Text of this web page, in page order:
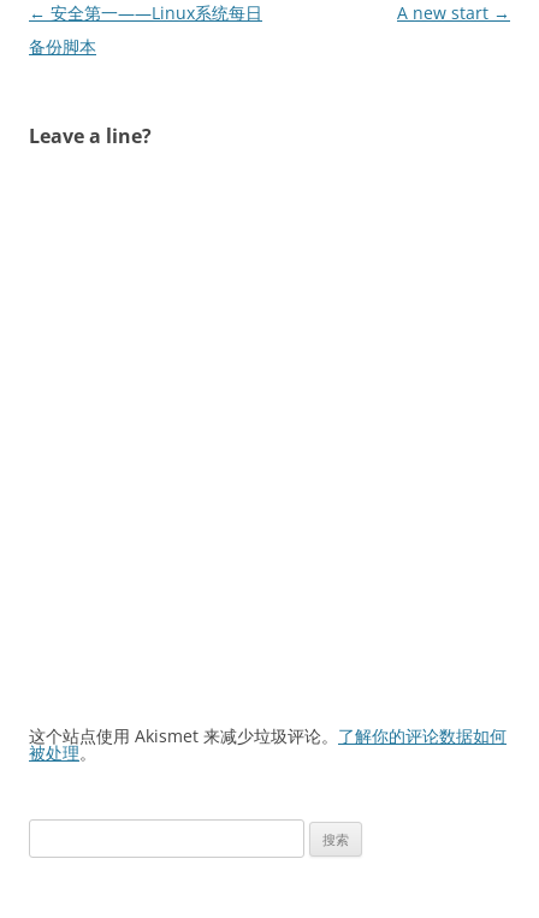
文
章
← 安全第一——Linux系统每日
备份脚本
A new start →
Leave a line?
这个站点使用 Akismet 来减少垃圾评论。 了解你的评论数据如何
被处理。
索：